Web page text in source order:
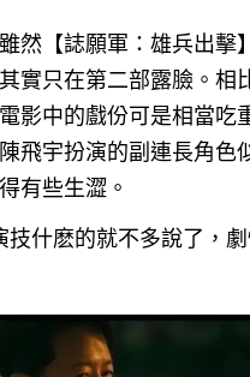
然【誌願軍：雄兵出擊
實只在第二部露臉。相
影中的戲份可是相當吃
飛宇扮演的副連長角色
有些生澀。
技什麽的就不多說了，